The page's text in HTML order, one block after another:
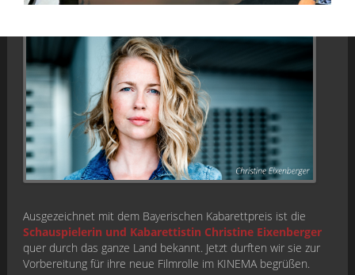
Ausgezeichnet mit dem Bayerischen Kabarettpreis ist die
Schauspielerin und Kabarettistin Christine Eixenberger
quer durch das ganze Land bekannt. Jetzt durften wir sie zur
Vorbereitung für ihre neue Filmrolle im KINEMA begrüßen.